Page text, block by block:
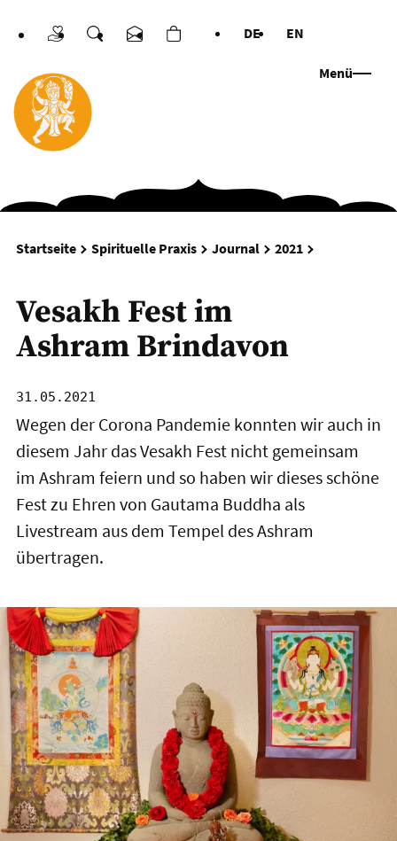
SpendenSucheKontaktWarenkorb
Sprachen DE EN
Menü
Startseite Spirituelle Praxis Journal 2021
Vesakh Fest im
Ashram Brindavon
31.05.2021
Wegen der Corona Pandemie konnten wir auch in
diesem Jahr das Vesakh Fest nicht gemeinsam
im Ashram feiern und so haben wir dieses schöne
Fest zu Ehren von Gautama Buddha als
Livestream aus dem Tempel des Ashram
übertragen.